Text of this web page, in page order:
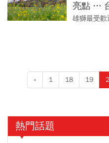
亮點 …
菜，推5
雄獅最受歡
« 1 18 19
熱門話題